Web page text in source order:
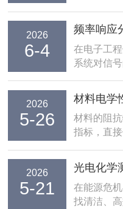
步对照已
凭借并行
的核心优
照实验的
2026
6-4
频率响应
的响应特
在电子工
系统对信
率的测试
从而判断
单来说，
帮助工程
2026
5-26
材料电学
功能与行
材料的阻
指标，直
质、高分
阻抗参数
性、使用
试仪是针对
2026
5-21
光电化学
换的精密
在能源危
找清洁、